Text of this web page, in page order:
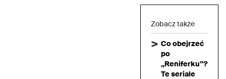
Zobacz także
Co obejrzeć
po
„Reniferku”?
Te seriale